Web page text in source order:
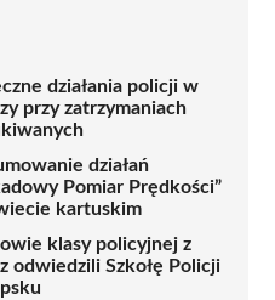
działania policji w
przy zatrzymaniach
działań
Pomiar Prędkości”
kartuskim
klasy policyjnej z
odwiedzili Szkołę Policji